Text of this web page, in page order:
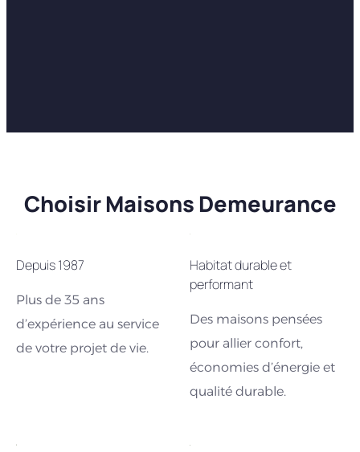
Choisir Maisons Demeurance
Depuis 1987
Plus de 35 ans
d’expérience au service
de votre projet de vie.
Habitat durable et
performant
Des maisons pensées
pour allier confort,
économies d’énergie et
qualité durable.